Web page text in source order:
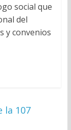
social que
del
y convenios
la 107